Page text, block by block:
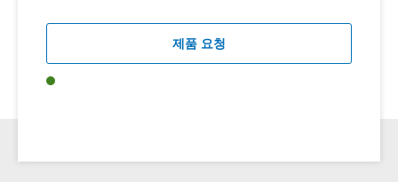
제품 요청